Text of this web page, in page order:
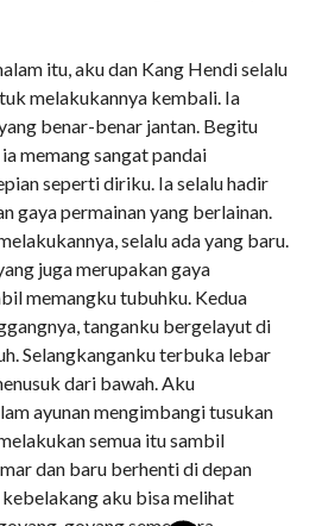
itu, aku dan Kang Hendi selalu
melakukannya kembali. Ia
benar-benar jantan. Begitu
memang sangat pandai
seperti diriku. Ia selalu hadir
gaya permainan yang berlainan.
selalu ada yang baru.
juga merupakan gaya
memangku tubuhku. Kedua
tanganku bergelayut di
Selangkanganku terbuka lebar
dari bawah. Aku
ayunan mengimbangi tusukan
semua itu sambil
dan baru berhenti di depan
aku bisa melihat